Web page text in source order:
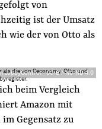
von
ist der Umsatz
wie der von Otto als
LobbyControl-CC-BY-NC-ND 4.0
als die von Ceconomy, Otto und
beim Vergleich
Amazon mit
Gegensatz zu